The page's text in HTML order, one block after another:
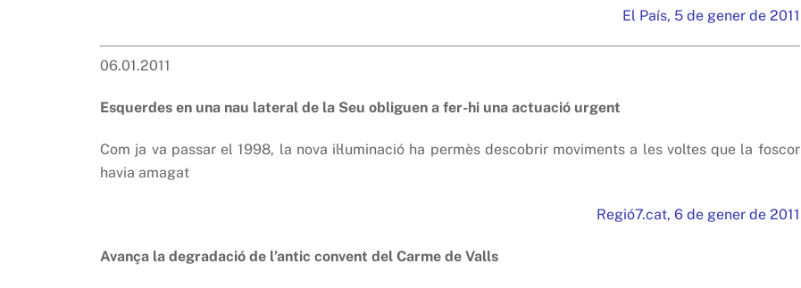
El País, 5 de gener de 2011
06.01.2011
Esquerdes en una nau lateral de la Seu obliguen a fer-hi una actuació urgent
Com ja va passar el 1998, la nova il·luminació ha permès descobrir moviments a les voltes que la foscor
havia amagat
Regió7.cat, 6 de gener de 2011
Avança la degradació de l’antic convent del Carme de Valls